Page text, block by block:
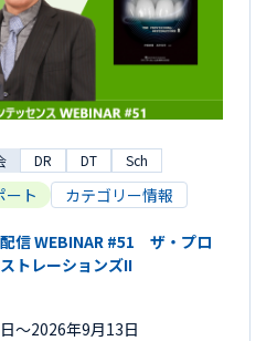
DR DT Sch
ート カテゴリー情報
信 WEBINAR #51 ザ・プロ
トレーションズII
〜2026年9月13日